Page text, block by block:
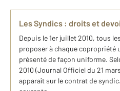
Les Syndics : droits et
Depuis le 1er juillet 2010, tous
proposer à chaque copropriété
présenté de façon uniforme.
2010 (Journal Officiel du 21
apparaît sur le contrat de